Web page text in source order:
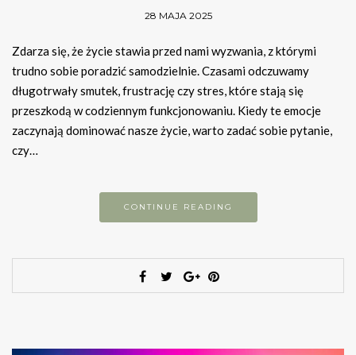
28 MAJA 2025
Zdarza się, że życie stawia przed nami wyzwania, z którymi
trudno sobie poradzić samodzielnie. Czasami odczuwamy
długotrwały smutek, frustrację czy stres, które stają się
przeszkodą w codziennym funkcjonowaniu. Kiedy te emocje
zaczynają dominować nasze życie, warto zadać sobie pytanie,
czy…
CONTINUE READING